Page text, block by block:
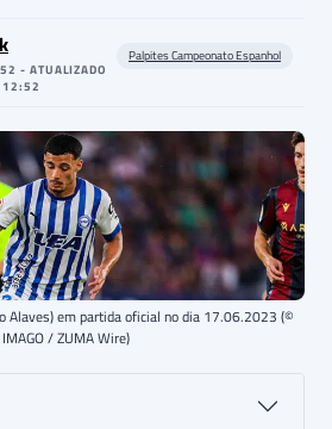
- ATUALIZADO
Palpites Campeonato Espanhol
Alaves) em partida oficial no dia 17.06.2023 (©
IMAGO / ZUMA Wire)